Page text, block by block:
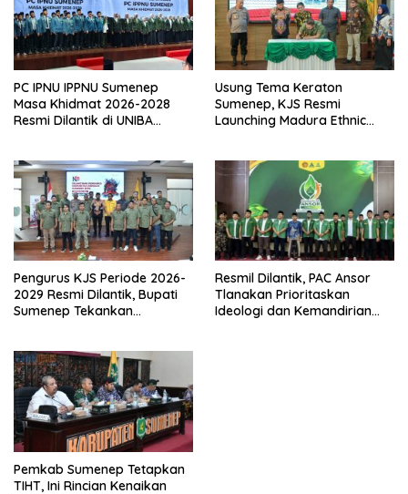
PC IPNU IPPNU Sumenep
Masa Khidmat 2026-2028
Resmi Dilantik di UNIBA
Usung Tema Keraton
Sumenep, KJS Resmi
Launching Madura Ethnic
Pengurus KJS Periode 2026-
2029 Resmi Dilantik, Bupati
Sumenep Tekankan
Resmil Dilantik, PAC Ansor
Tlanakan Prioritaskan
Ideologi dan Kemandirian
Pemkab Sumenep Tetapkan
TIHT, Ini Rincian Kenaikan